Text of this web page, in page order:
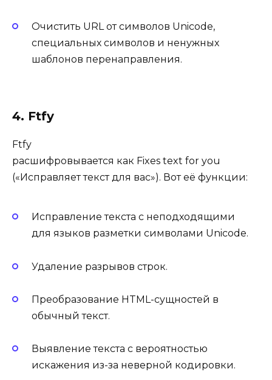
Очистить URL от символов Unicode,
специальных символов и ненужных
шаблонов перенаправления.
4. Ftfy
Ftfy
расшифровывается как Fixes text for you
(«Исправляет текст для вас»). Вот её функции:
Исправление текста с неподходящими
для языков разметки символами Unicode.
Удаление разрывов строк.
Преобразование HTML-сущностей в
обычный текст.
Выявление текста с вероятностью
искажения из-за неверной кодировки.